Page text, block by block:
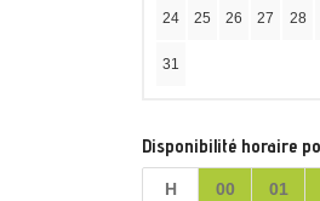
24 25 26 27 28
31
Disponibilité horaire
H 00 01